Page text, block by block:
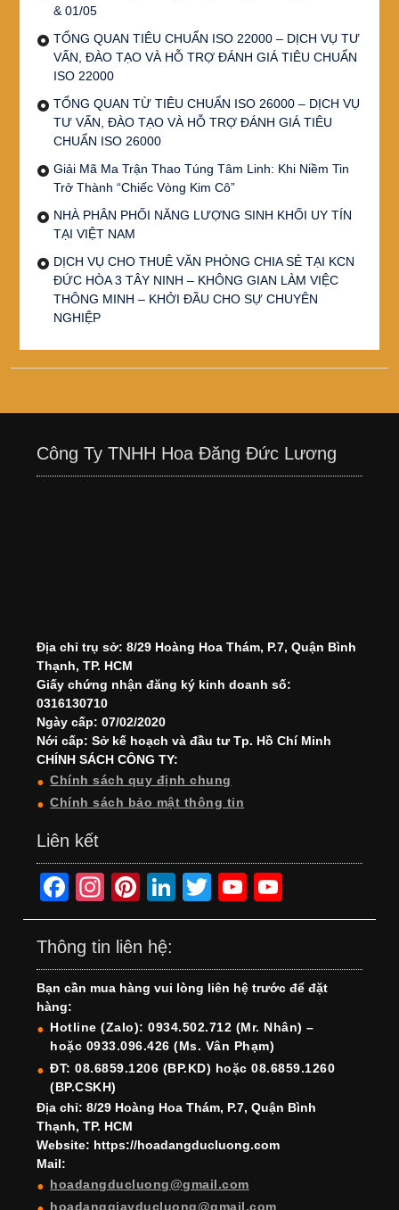
& 01/05
TỔNG QUAN TIÊU CHUẨN ISO 22000 – DỊCH VỤ TƯ
VẤN, ĐÀO TẠO VÀ HỖ TRỢ ĐÁNH GIÁ TIÊU CHUẨN
ISO 22000
TỔNG QUAN TỪ TIÊU CHUẨN ISO 26000 – DỊCH VỤ
TƯ VẤN, ĐÀO TẠO VÀ HỖ TRỢ ĐÁNH GIÁ TIÊU
CHUẨN ISO 26000
Giải Mã Ma Trận Thao Túng Tâm Linh: Khi Niềm Tin
Trở Thành “Chiếc Vòng Kim Cô”
NHÀ PHÂN PHỐI NĂNG LƯỢNG SINH KHỐI UY TÍN
TẠI VIỆT NAM
DỊCH VỤ CHO THUÊ VĂN PHÒNG CHIA SẺ TẠI KCN
ĐỨC HÒA 3 TÂY NINH – KHÔNG GIAN LÀM VIỆC
THÔNG MINH – KHỞI ĐẦU CHO SỰ CHUYÊN
NGHIỆP
Công Ty TNHH Hoa Đăng Đức Lương
Địa chỉ trụ sở: 8/29 Hoàng Hoa Thám, P.7, Quận Bình
Thạnh, TP. HCM
Giấy chứng nhận đăng ký kinh doanh số:
0316130710
Ngày cấp: 07/02/2020
Nới cấp: Sở kế hoạch và đầu tư Tp. Hồ Chí Minh
CHÍNH SÁCH CÔNG TY:
Chính sách quy định chung
Chính sách bảo mật thông tin
Liên kết
F
a
c
e
b
o
o
k
In
st
a
gr
a
m
Pi
nt
er
e
st
Li
n
e
dI
n
T
wi
er
Y
o
T
u
b
e
o
T
u
b
e
h
Thông tin liên hệ:
Bạn cần mua hàng vui lòng liên hệ trước để đặt
hàng:
Hotline (Zalo): 0934.502.712 (Mr. Nhân) –
hoặc 0933.096.426 (Ms. Vân Phạm)
ĐT: 08.6859.1206 (BP.KD) hoặc 08.6859.1260
(BP.CSKH)
Địa chỉ: 8/29 Hoàng Hoa Thám, P.7, Quận Bình
Thạnh, TP. HCM
Website: https://hoadangducluong.com
Mail:
hoadangducluong@gmail.com
hoadanggiayducluong@gmail.com